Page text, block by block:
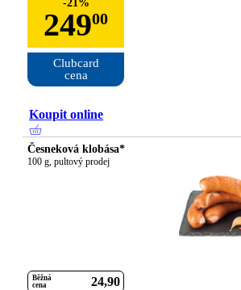
24900
Clubcard
cena
Koupit online
Česneková klobása*
100 g, pultový prodej
Běžná
cena
24 90